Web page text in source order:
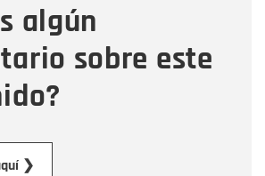
algún
sobre este
❯